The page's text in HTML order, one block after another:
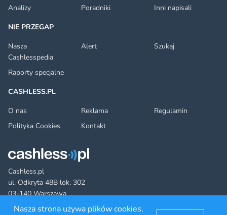
Cashless.pl
ul. Odkryta 48B lok. 302
03-140 Warszawa
Analizy
Poradniki
Inni napisali
NIE PRZEGAP
Nasza
Cashlesspedia
Alert Szukaj
Raporty specjalne
CASHLESS.PL
O nas
Reklama
Regulamin
Polityka Cookies
Kontakt
Nasza strona używa plików cookies.